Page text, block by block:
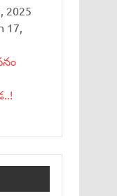
2025
17,